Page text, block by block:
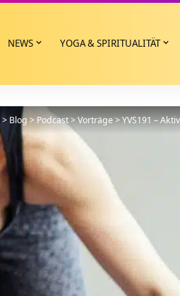
NEWS YOGA & SPIRITUALITÄT
> Blog>Podcast>Vorträge>YVS191 –